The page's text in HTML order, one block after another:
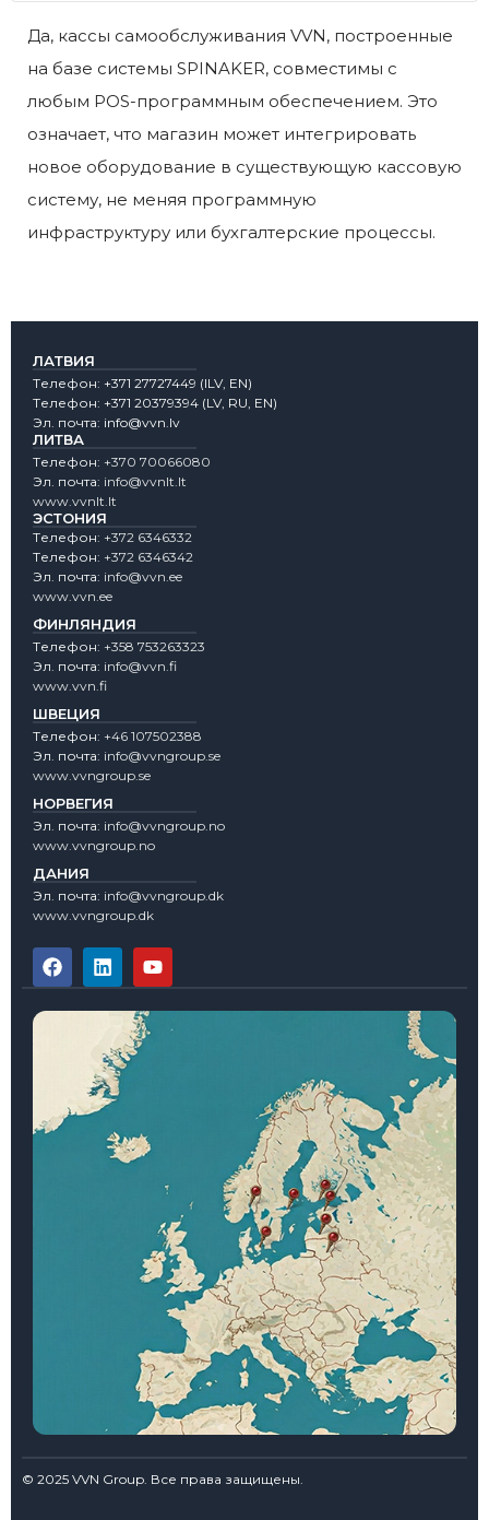
Да, кассы самообслуживания VVN, построенные
на базе системы SPINAKER, совместимы с
любым POS-программным обеспечением. Это
означает, что магазин может интегрировать
новое оборудование в существующую кассовую
систему, не меняя программную
инфраструктуру или бухгалтерские процессы.
ЛАТВИЯ
Tелефон: +371 27727449 (lLV, EN)
Tелефон: +371 20379394 (LV, RU, EN)
Эл. почта: info@vvn.lv
ЛИТВА
Tелефон: +370 70066080
Эл. почта: info@vvnlt.lt
www.vvnlt.lt
ЭСТОНИЯ
Tелефон: +372 6346332
Tелефон: +372 6346342
Эл. почта: info@vvn.ee
www.vvn.ee
ФИНЛЯНДИЯ
Tелефон: +358 753263323
Эл. почта: info@vvn.fi
www.vvn.fi
ШВЕЦИЯ
Tелефон: +46 107502388
Эл. почта: info@vvngroup.se
www.vvngroup.se
НОРВЕГИЯ
Эл. почта: info@vvngroup.no
www.vvngroup.no
ДАНИЯ
Эл. почта: info@vvngroup.dk
www.vvngroup.dk
© 2025 VVN Group. Все права защищены.